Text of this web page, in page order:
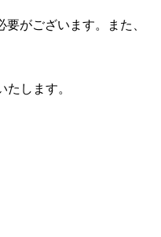
がございます。また、
します。